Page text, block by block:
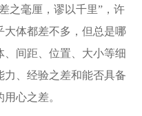
之毫厘，谬以千里”，许
大体都差不多，但总是哪
间距、位置、大小等细
、经验之差和能否具备
心之差。